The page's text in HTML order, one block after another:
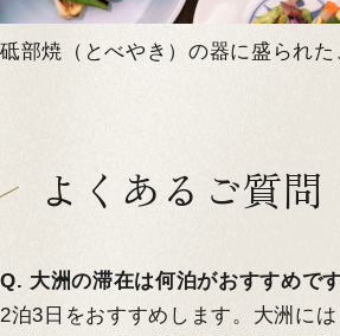
砥部焼（とべやき）の器に盛られた
よくあるご質問
Q. 大洲の滞在は何泊がおすすめで
2泊3日をおすすめします。大洲に